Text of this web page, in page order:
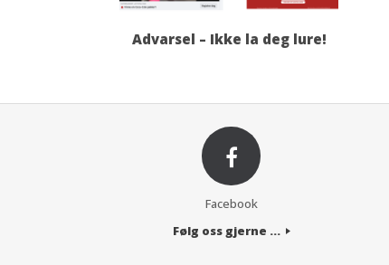
Advarsel – Ikke la deg lure!
Facebook
Følg oss gjerne ...